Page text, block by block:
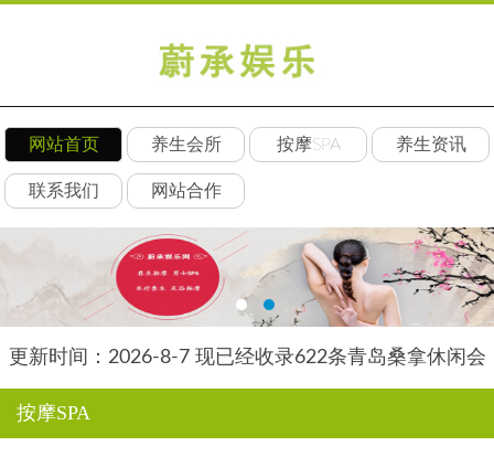
网站首页 养生会所 按摩SPA 养生资讯
联系我们 网站合作
更新时间：2026-8-7 现已经收录622条青岛桑拿休闲会
按摩SPA